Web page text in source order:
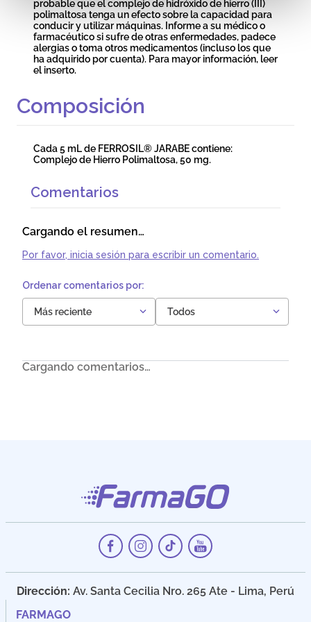
probable que el complejo de hidróxido de hierro (III)
polimaltosa tenga un efecto sobre la capacidad para
conducir y utilizar máquinas. Informe a su médico o
farmacéutico si sufre de otras enfermedades, padece
alergias o toma otros medicamentos (incluso los que
ha adquirido por cuenta). Para mayor información, leer
el inserto.
Composición
Cada 5 mL de FERROSIL® JARABE contiene:
Complejo de Hierro Polimaltosa, 50 mg.
Comentarios
Cargando el resumen…
Por favor, inicia sesión para escribir un comentario.
Más reciente Todos
Cargando comentarios…
Dirección: Av. Santa Cecilia Nro. 265 Ate - Lima, Perú
FARMAGO